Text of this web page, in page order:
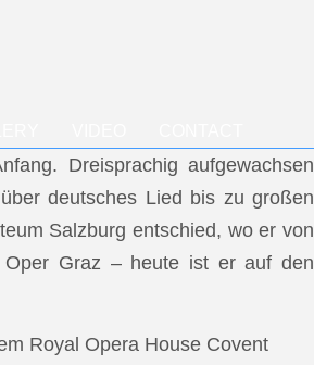
Dreisprachig aufgewachsen
deutsches Lied bis zu großen
Salzburg entschied, wo er von
Oper Graz – heute ist er auf den
Royal Opera House Covent